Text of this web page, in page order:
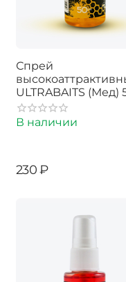
Спрей
ULTRABAITS (Мед)
В наличии
‍230‍ ₽